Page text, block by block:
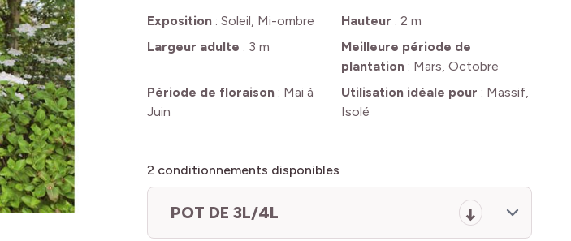
Exposition: Soleil, Mi-ombre Hauteur : 2 m
Largeur adulte : 3 m
Meilleure période de
plantation: Mars, Octobre
Période de floraison: Mai à
Juin
Utilisation idéale pour : Massif,
Isolé
2 conditionnements disponibles
POT DE 3L/4L